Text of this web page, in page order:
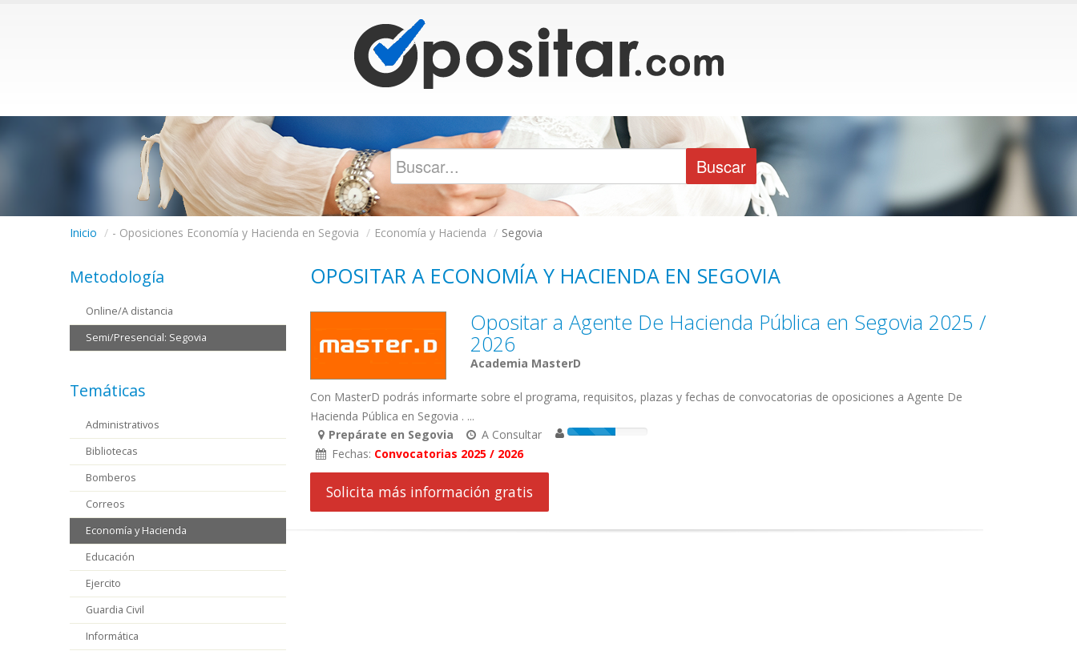
Inicio / - Oposiciones Economía y Hacienda en Segovia / Economía y Hacienda / Segovia
OPOSITAR A ECONOMÍA Y HACIENDA EN SEGOVIA
Opositar a Agente De Hacienda Pública en Segovia 2025 /
2026
Academia MasterD
Con MasterD podrás informarte sobre el programa, requisitos, plazas y fechas de convocatorias de oposiciones a Agente De
Hacienda Pública en Segovia . ...
Prepárate en Segovia
A Consultar
Fechas: Convocatorias 2025 / 2026
Solicita más información gratis
Metodología
Online/A distancia
Semi/Presencial: Segovia
Temáticas
Administrativos
Bibliotecas
Bomberos
Correos
Economía y Hacienda
Educación
Ejercito
Guardia Civil
Informática